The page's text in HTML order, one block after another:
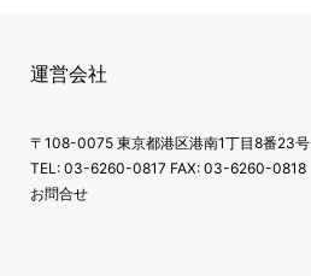
運営会社
〒108-0075 東京都港区港南1丁目8番23
TEL: 03-6260-0817 FAX: 03-6260-0818
お問合せ